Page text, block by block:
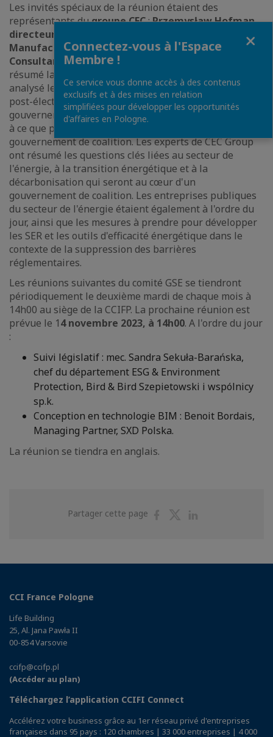
Les invités spéciaux de la réunion étaient des
représentants dugroupe CEC:Przemysław Hofman,
directeur du département Sustainability &
Manufacturing et Monika Serżysko, Senior
Consultant Sustainability & Manufacturing
résumé la situation après les élections parlementaires,
analysé les résultats des élections et les procédures
post-électorales pour former un nouveau
gouvernement. La réunion a été l'occasion de réfléchir
à ce que pourrait être la politique énergétique d'un
gouvernement de coalition. Les experts de CEC Group
ont résumé les questions clés liées au secteur de
l'énergie, à la transition énergétique et à la
décarbonisation qui seront au cœur d'un
gouvernement de coalition. Les entreprises publiques
du secteur de l'énergie étaient également à l'ordre du
jour, ainsi que les mesures à prendre pour développer
les SER et les outils d'efficacité énergétique dans le
contexte de la suppression des barrières
réglementaires.
Les réunions suivantes du comité GSE se tiendront
périodiquement le deuxième mardi de chaque mois à
14h00 au siège de la CCIFP. La prochaine réunion est
prévue le 14 novembre 2023, à 14h00. A l'ordre du jour
:
Suivi législatif : mec. Sandra Sekuła-Barańska,
chef du département ESG & Environment
Protection, Bird & Bird Szepietowski i wspólnicy
sp.k.
Conception en technologie BIM : Benoit Bordais,
Managing Partner, SXD Polska.
La réunion se tiendra en anglais.
Partager cette page
PartagerPartager
CCI France Pologne
Life Building
25, Al. Jana Pawła II
00-854 Varsovie
ccifp@ccifp.pl
(Accéder au plan)
Téléchargez l’application CCIFI Connect
Accélérez votre business grâce au 1er réseau privé d'entreprises
françaises dans 95 pays : 120 chambres | 33 000 entreprises | 4 000
Connectez-vous à l'Espace
Membre !
Ce service vous donne accès à des contenus
exclusifs et à des mises en relation
simplifiées pour développer les opportunités
d'affaires en Pologne.